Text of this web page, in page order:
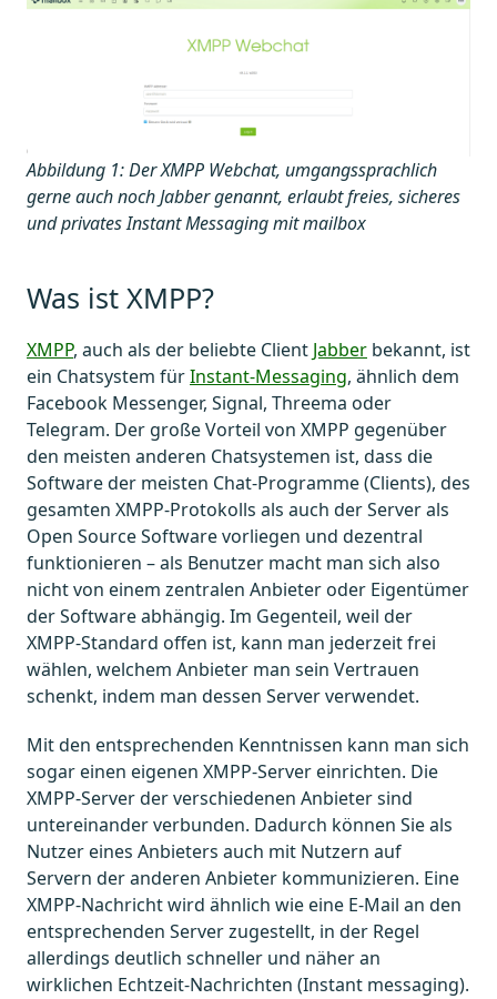
Abbildung 1: Der XMPP Webchat, umgangssprachlich
gerne auch noch Jabber genannt, erlaubt freies, sicheres
und privates Instant Messaging mit mailbox
Was ist XMPP?
XMPP, auch als der beliebte Client Jabber bekannt, ist
ein Chatsystem fürInstant-Messaging, ähnlich dem
Facebook Messenger, Signal, Threema oder
Telegram. Der große Vorteil von XMPP gegenüber
den meisten anderen Chatsystemen ist, dass die
Software der meisten Chat-Programme (Clients), des
gesamten XMPP-Protokolls als auch der Server als
Open Source Software vorliegen und dezentral
funktionieren – als Benutzer macht man sich also
nicht von einem zentralen Anbieter oder Eigentümer
der Software abhängig. Im Gegenteil, weil der
XMPP-Standard offen ist, kann man jederzeit frei
wählen, welchem Anbieter man sein Vertrauen
schenkt, indem man dessen Server verwendet.
Mit den entsprechenden Kenntnissen kann man sich
sogar einen eigenen XMPP-Server einrichten. Die
XMPP-Server der verschiedenen Anbieter sind
untereinander verbunden. Dadurch können Sie als
Nutzer eines Anbieters auch mit Nutzern auf
Servern der anderen Anbieter kommunizieren. Eine
XMPP-Nachricht wird ähnlich wie eine E-Mail an den
entsprechenden Server zugestellt, in der Regel
allerdings deutlich schneller und näher an
wirklichen Echtzeit-Nachrichten (Instant messaging).